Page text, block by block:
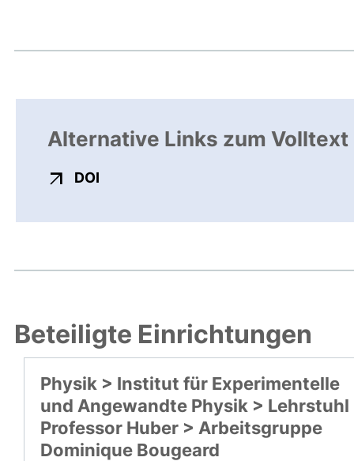
Alternative Links zum Volltext
DOI
Beteiligte Einrichtungen
Physik > Institut für Experimentelle
und Angewandte Physik > Lehrstuhl
Professor Huber > Arbeitsgruppe
Dominique Bougeard